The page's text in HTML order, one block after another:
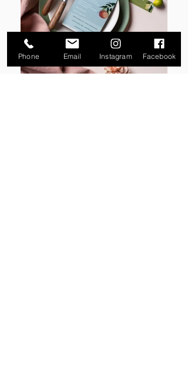
Phone Email Instagram Facebook